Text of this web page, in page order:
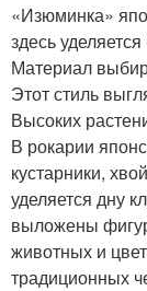
«Изюминка»
здесь
Материал
Этот стиль
Высоких
В рокарии
кустарники,
уделяется дну
выложены
животных и
традиционных